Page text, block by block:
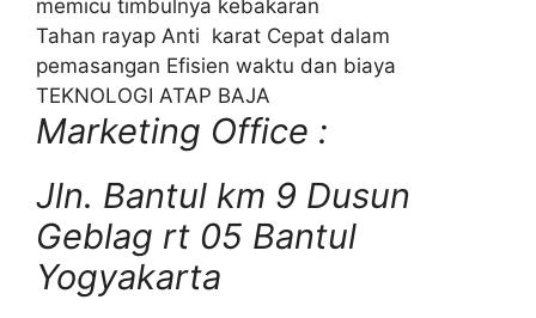
memicu timbulnya kebakaran
Tahan rayap Anti karat Cepat dalam
pemasangan Efisien waktu dan biaya
TEKNOLOGI ATAP BAJA
Marketing Office :
Jln. Bantul km 9 Dusun
Geblag rt 05 Bantul
Yogyakarta